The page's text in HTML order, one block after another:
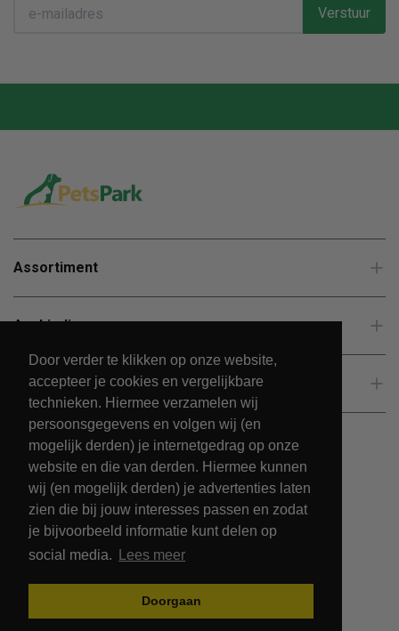
Door verder te klikken op onze website,
accepteer je cookies en vergelijkbare
technieken. Hiermee verzamelen wij
persoonsgegevens en volgen wij (en
mogelijk derden) je internetgedrag op onze
website en die van derden. Hiermee kunnen
wij (en mogelijk derden) je advertenties laten
zien die bij jouw interesses passen en zodat
je bijvoorbeeld informatie kunt delen op
social media.
Lees meer
Doorgaan
Verstuur
Assortiment
Aanbiedingen
Klantenservice
© 2026 - PetsPark.nl.